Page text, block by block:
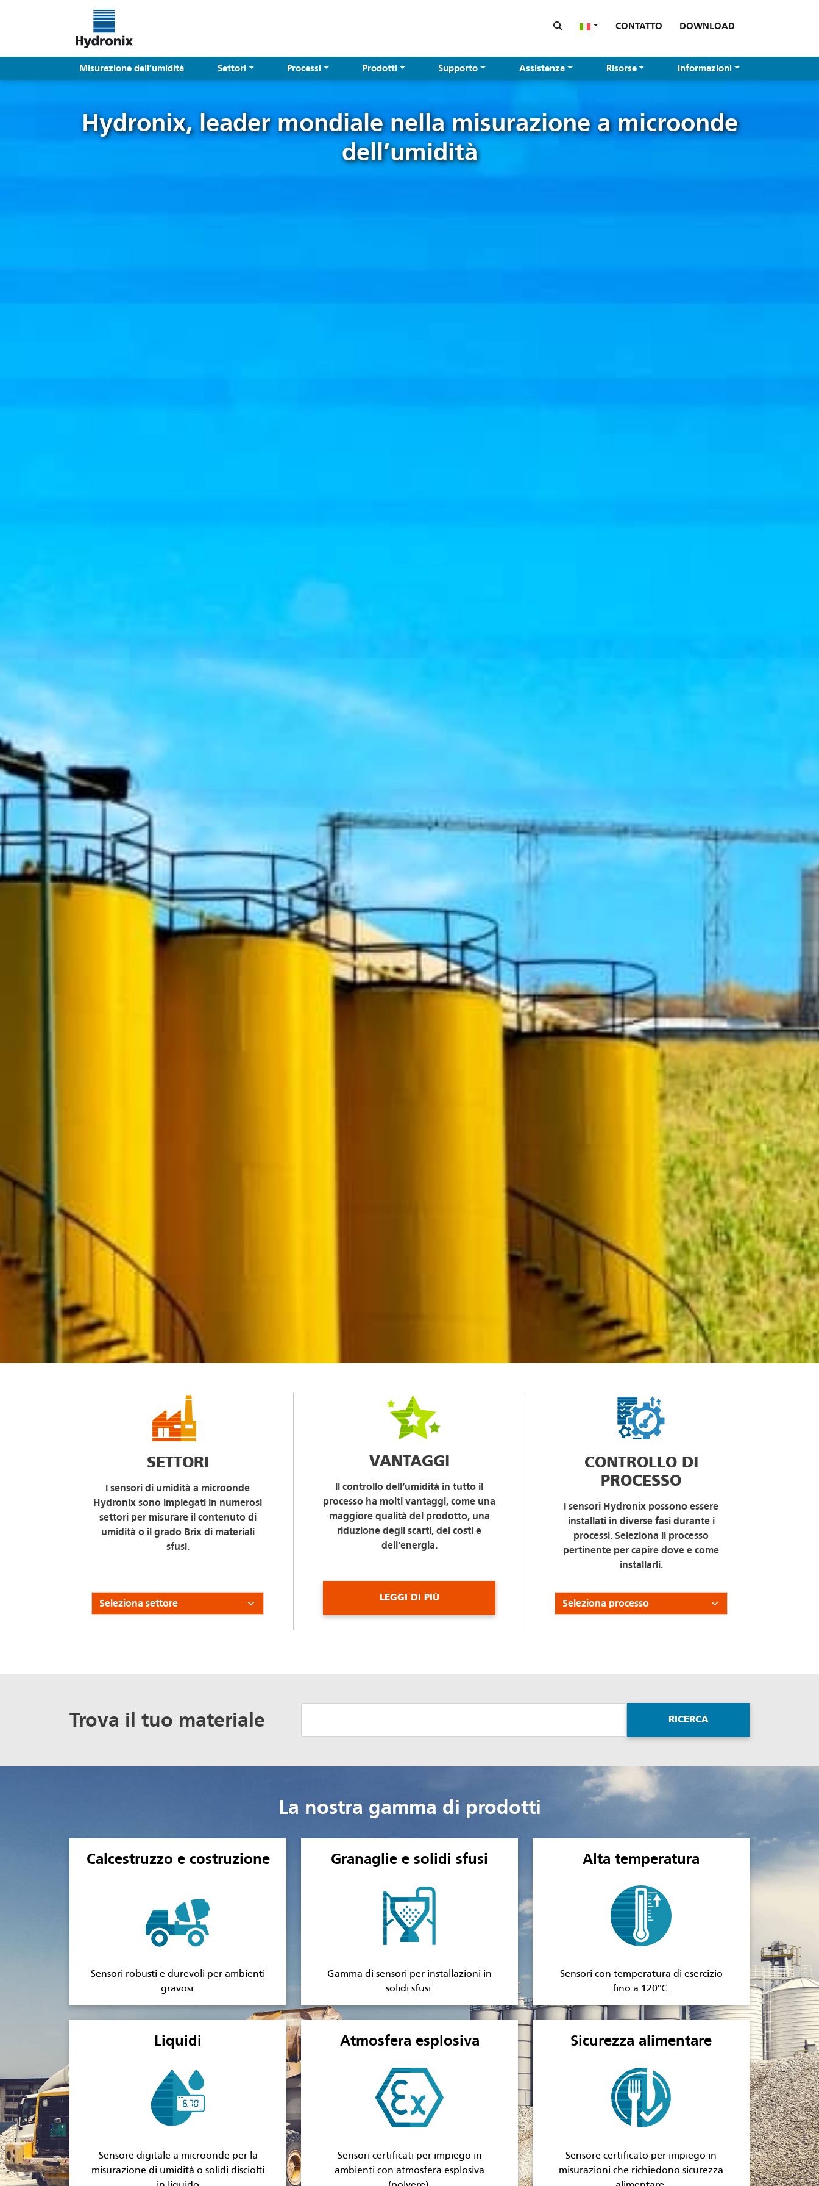
CONTATTO DOWNLOAD
Misurazione dell’umidità Settori Processi Prodotti Supporto Assistenza Risorse Informazioni
Hydronix, leader mondiale nella misurazione a microonde
dell’umidità
SETTORI
I sensori di umidità a microonde
Hydronix sono impiegati in numerosi
settori per misurare il contenuto di
umidità o il grado Brix di materiali
sfusi.
VANTAGGI
Il controllo dell’umidità in tutto il
processo ha molti vantaggi, come una
maggiore qualità del prodotto, una
riduzione degli scarti, dei costi e
dell’energia.
LEGGI DI PIÙ
CONTROLLO DI
PROCESSO
I sensori Hydronix possono essere
installati in diverse fasi durante i
processi. Seleziona il processo
pertinente per capire dove e come
installarli.
Trova il tuo materiale RICERCA
La nostra gamma di prodotti
Calcestruzzo e costruzione
Sensori robusti e durevoli per ambienti
gravosi.
Granaglie e solidi sfusi
Gamma di sensori per installazioni in
solidi sfusi.
Alta temperatura
Sensori con temperatura di esercizio
fino a 120°C.
Liquidi
Sensore digitale a microonde per la
misurazione di umidità o solidi disciolti
Atmosfera esplosiva
Sensori certificati per impiego in
ambienti con atmosfera esplosiva
Sicurezza alimentare
Sensore certificato per impiego in
misurazioni che richiedono sicurezza